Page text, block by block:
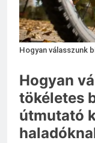
Hogyan válasszunk
Hogyan
tökéletes
útmutató